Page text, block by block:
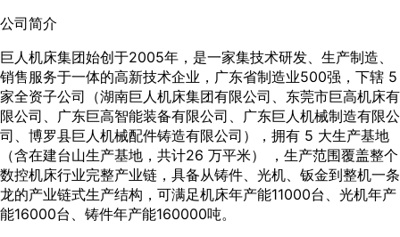
公司简介
巨人机床集团始创于2005年，是一家集技术研发、生产制造、
销售服务于一体的高新技术企业，广东省制造业500强，下辖 5
家全资子公司（湖南巨人机床集团有限公司、东莞市巨高机床有
限公司、广东巨高智能装备有限公司、广东巨人机械制造有限公
司、博罗县巨人机械配件铸造有限公司），拥有 5 大生产基地
（含在建台山生产基地，共计26 万平米） ，生产范围覆盖整个
数控机床行业完整产业链，具备从铸件、光机、钣金到整机一条
龙的产业链式生产结构，可满足机床年产能11000台、光机年产
能16000台、铸件年产能160000吨。